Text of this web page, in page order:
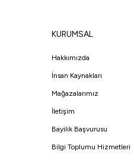
KURUMSAL
Hakkımızda
İnsan Kaynakları
Mağazalarımız
İletişim
Bayilik Başvurusu
Bilgi Toplumu Hizmetleri